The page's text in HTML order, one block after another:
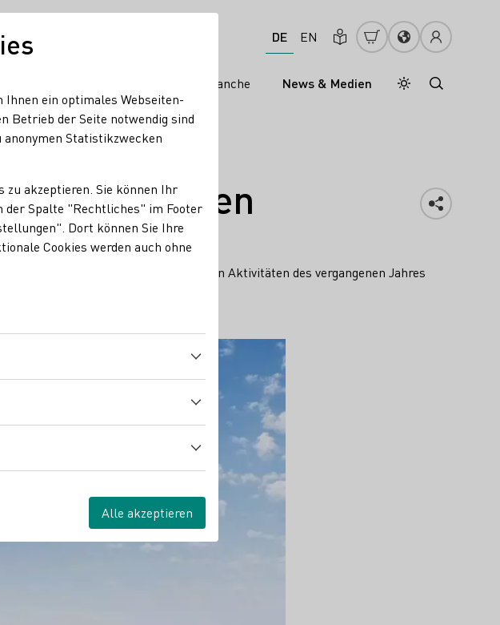
DE EN
Weinbranche News & Medien Tagesmodus
Nachtmodus
Maßnahmen
einen Überblick über die wichtigsten Aktivitäten des vergangenen Jahres
ein optimales Webseiten-
Betrieb der Seite notwendig sind
anonymen Statistikzwecken
akzeptieren. Sie können Ihr
der Spalte "Rechtliches" im Footer
Dort können Sie Ihre
Cookies werden auch ohne
Alle akzeptieren